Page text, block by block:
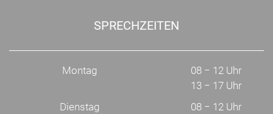
SPRECHZEITEN
Montag
08 − 12 Uhr
13 − 17 Uhr
Dienstag
08 − 12 Uhr